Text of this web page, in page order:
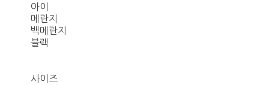
아이
메란지
백메란지
블랙
사이즈